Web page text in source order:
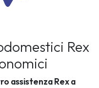
Rex
assistenza Rex a